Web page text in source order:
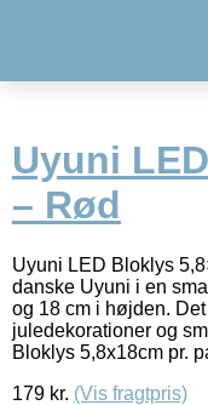
Uyuni
– Rød
Uyuni LED Bloklys
danske Uyuni i en
og 18 cm i højden.
juledekorationer og
Bloklys 5,8x18cm pr.
179 kr. (Vis fragtpris)